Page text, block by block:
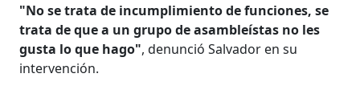
"No se trata de incumplimiento de funciones, se
trata de que a un grupo de asambleístas no les
gusta lo que hago", denunció Salvador en su
intervención.